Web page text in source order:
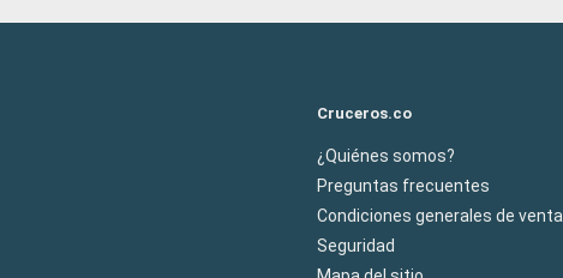
Cruceros.co
¿Quiénes somos?
Preguntas frecuentes
Condiciones generales de venta
Seguridad